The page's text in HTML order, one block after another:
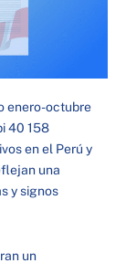
enero-octubre
40 158
en el Perú y
una
y signos
un